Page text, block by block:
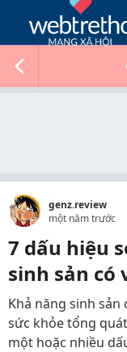
genz.review
một năm trước
7 dấu hiệu
sinh sản có
Khả năng sinh
sức khỏe tổng
một hoặc nhiều